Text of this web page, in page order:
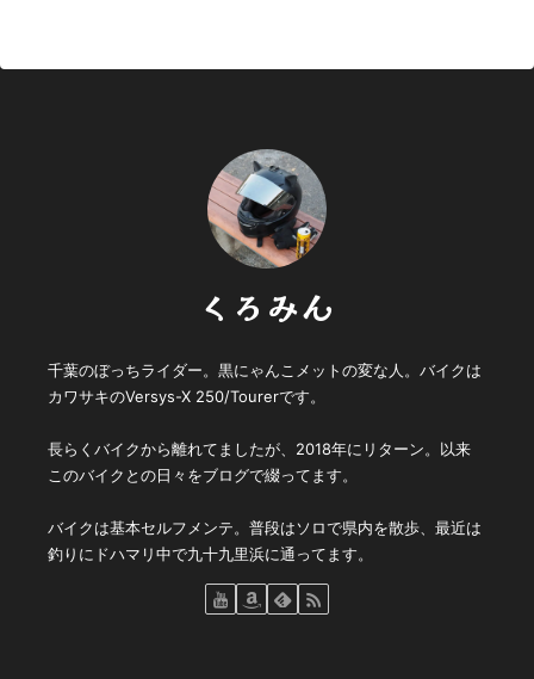
くろみん
千葉のぼっちライダー。黒にゃんこメットの変な人。バイクは
カワサキのVersys-X 250/Tourerです。
長らくバイクから離れてましたが、2018年にリターン。以来
このバイクとの日々をブログで綴ってます。
バイクは基本セルフメンテ。普段はソロで県内を散歩、最近は
釣りにドハマリ中で九十九里浜に通ってます。